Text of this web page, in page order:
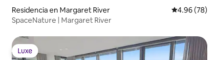
Residencia en Margaret River Calificación
4.96 (78)
SpaceNature | Margaret River
Luxe
Luxe